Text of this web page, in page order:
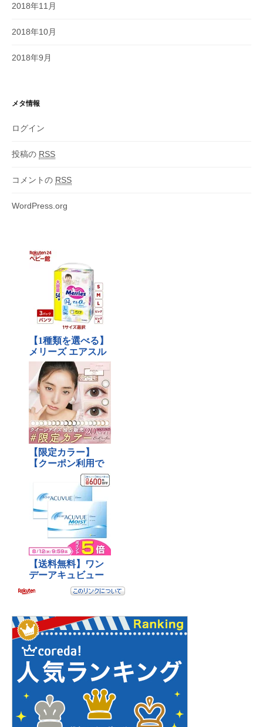
2018年11月
2018年10月
2018年9月
メタ情報
ログイン
投稿の RSS
コメントの RSS
WordPress.org